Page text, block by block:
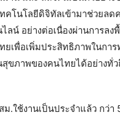
คโนโลยีดิจิทัลเข้ามาช่วยล
น์ อย่างต่อเนื่องผ่านการล
พื่อเพิ่มประสิทธิภาพในกา
ขภาพของคนไทยได้อย่างทั่
.ใช้งานเป็นประจำแล้ว กว่